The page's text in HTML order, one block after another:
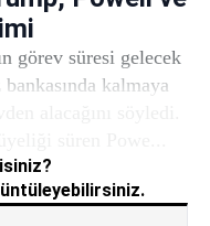
görev süresi gelecek
kalmaya